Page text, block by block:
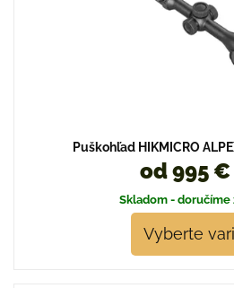
Puškohľad HIKMICRO
od 995 €
Skladom - doručíme
Vyberte